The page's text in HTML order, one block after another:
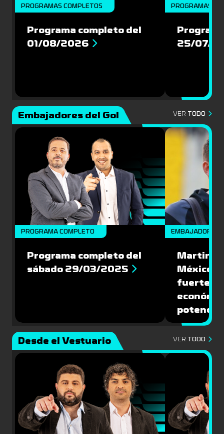
PROGRAMAS COMPLETOS
Programa completo del
01/08/2026
PROGRAMAS
25/07/
Embajadores del Gol VER TODO
PROGRAMA COMPLETO
Programa completo del
sábado 29/03/2025
EMBAJADORES
Martin
México:
fuerte
Desde el Vestuario VER TODO